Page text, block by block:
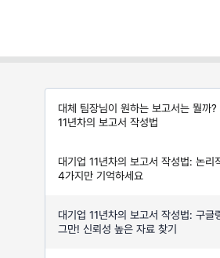
대체 팀장님이 원하는 보고서는 뭘까?
11년차의 보고서 작성법
대기업 11년차의 보고서 작성법: 논리
4가지만 기억하세요
대기업 11년차의 보고서 작성법: 구글
그만! 신뢰성 높은 자료 찾기